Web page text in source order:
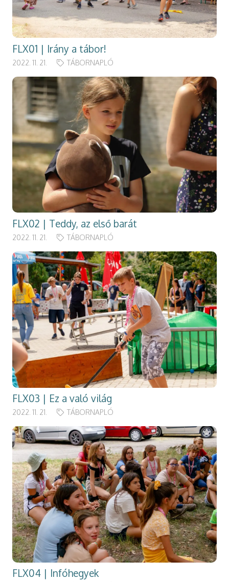
FLX01 | Irány a tábor!
2022. 11. 21. TÁBORNAPLÓ
FLX02 | Teddy, az első barát
2022. 11. 21. TÁBORNAPLÓ
FLX03 | Ez a való világ
2022. 11. 21. TÁBORNAPLÓ
FLX04 | Infóhegyek